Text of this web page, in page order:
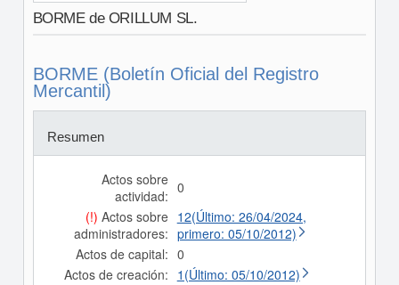
BORME de ORILLUM SL.
BORME (Boletín Oficial del Registro
Mercantil)
Resumen
Actos sobre
actividad: 0
(!) Actos sobre
administradores:
12(Último: 26/04/2024,
primero: 05/10/2012)
Actos de capital: 0
Actos de creación: 1(Último: 05/10/2012)